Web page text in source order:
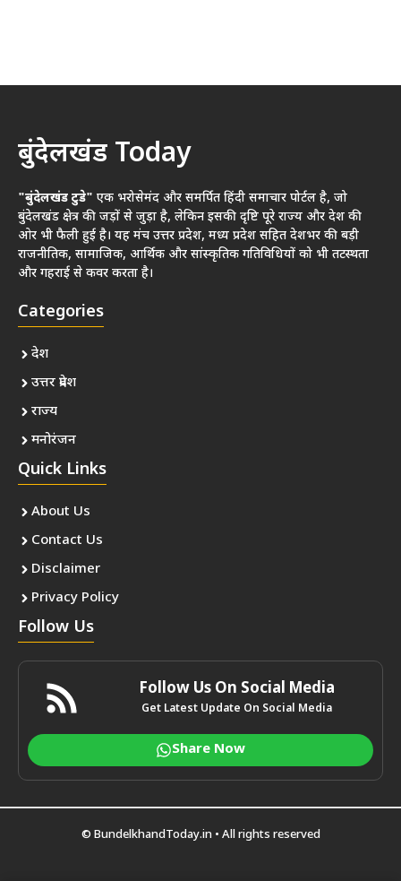
बुंदेलखंड Today
"बुंदेलखंड टुडे" एक भरोसेमंद और समर्पित हिंदी समाचार पोर्टल है, जो
बुंदेलखंड क्षेत्र की जड़ों से जुड़ा है, लेकिन इसकी दृष्टि पूरे राज्य और देश की
ओर भी फैली हुई है। यह मंच उत्तर प्रदेश, मध्य प्रदेश सहित देशभर की बड़ी
राजनीतिक, सामाजिक, आर्थिक और सांस्कृतिक गतिविधियों को भी तटस्थता
और गहराई से कवर करता है।
Categories
देश
उत्तर प्रदेश
राज्य
मनोरंजन
Quick Links
About Us
Contact Us
Disclaimer
Privacy Policy
Follow Us
Follow Us On Social Media
Get Latest Update On Social Media
Share Now
© BundelkhandToday.in • All rights reserved